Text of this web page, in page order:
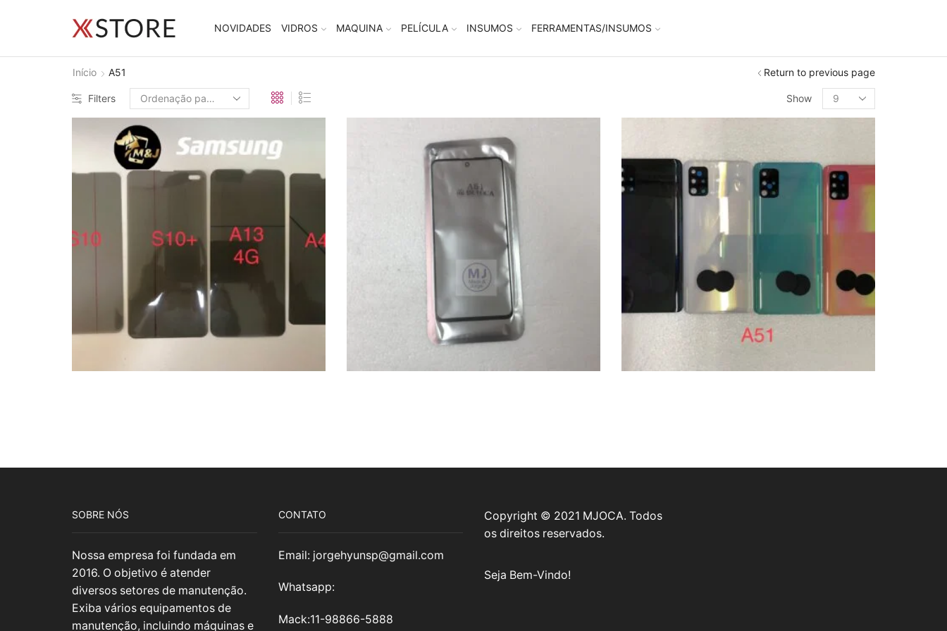
NOVIDADES VIDROS MAQUINA PELÍCULA INSUMOS FERRAMENTAS/INSUMOS
Início A51 Return to previous page
Filters Show
SOBRE NÓS
Nossa empresa foi fundada em
2016. O objetivo é atender
diversos setores de manutenção.
Exiba vários equipamentos de
manutenção, incluindo máquinas e
CONTATO
Email: jorgehyunsp@gmail.com
Whatsapp:
Mack:11-98866-5888
Copyright © 2021 MJOCA. Todos
os direitos reservados.
Seja Bem-Vindo!